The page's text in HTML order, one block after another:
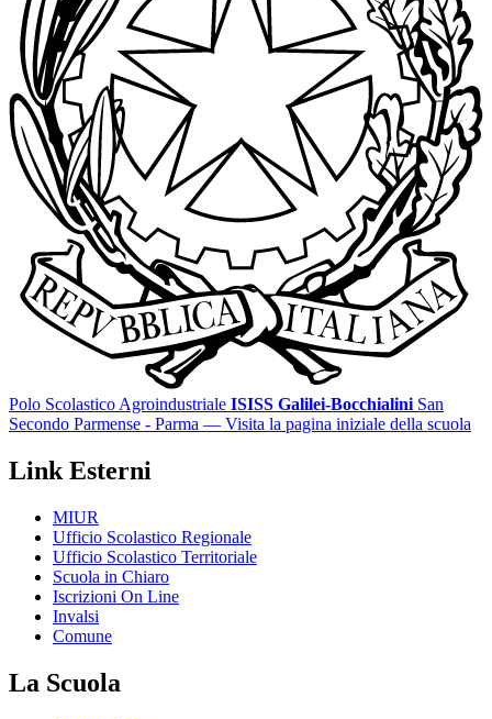
Polo Scolastico Agroindustriale ISISS Galilei-Bocchialini San
Secondo Parmense - Parma — Visita la pagina iniziale della scuola
Link Esterni
MIUR
Ufficio Scolastico Regionale
Ufficio Scolastico Territoriale
Scuola in Chiaro
Iscrizioni On Line
Invalsi
Comune
La Scuola